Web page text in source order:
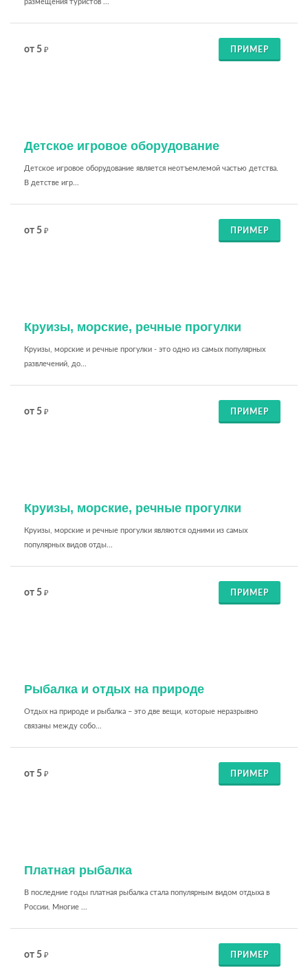
размещения туристов ...
от 5 ₽ ПРИМЕР
Детское игровое оборудование
Детское игровое оборудование является неотъемлемой частью детства.
В детстве игр...
от 5 ₽ ПРИМЕР
Круизы, морские, речные прогулки
Круизы, морские и речные прогулки - это одно из самых популярных
развлечений, до...
от 5 ₽ ПРИМЕР
Круизы, морские, речные прогулки
Круизы, морские и речные прогулки являются одними из самых
популярных видов отды...
от 5 ₽ ПРИМЕР
Рыбалка и отдых на природе
Отдых на природе и рыбалка – это две вещи, которые неразрывно
связаны между собо...
от 5 ₽ ПРИМЕР
Платная рыбалка
В последние годы платная рыбалка стала популярным видом отдыха в
России. Многие ...
от 5 ₽ ПРИМЕР